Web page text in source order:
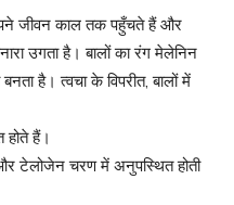
जीवन काल तक पहुँचते हैं और
उगता है। बालों का रंग मेलेनिन
बनता है। त्वचा के विपरीत, बालों में
हैं।
टेलोजेन चरण में अनुपस्थित होती